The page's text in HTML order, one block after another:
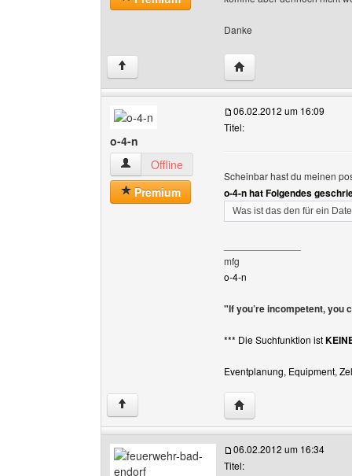
Danke
↑ Website dieses
o-4-n
o-4-n Benutzer-Profile anzeigen
Offline
Premium
06.02.2012 um 16:09
Titel:
Scheinbar hast du meinen
o-4-n hat Folgendes
Was ist das den für ein
mfg
o-4-n
"If you’re incompetent, you
*** Die Suchfunktion ist
Eventplanung, Equipment,
↑ Website dieses
06.02.2012 um 16:34
Titel: